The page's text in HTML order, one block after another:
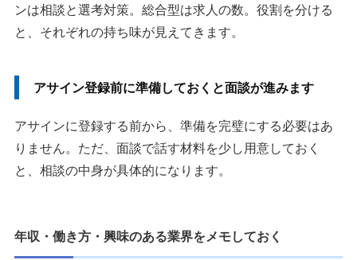
ンは相談と選考対策。総合型は求人の数。役割を分ける
と、それぞれの持ち味が見えてきます。
アサイン登録前に準備しておくと面談が進みます
アサインに登録する前から、準備を完璧にする必要はあ
りません。ただ、面談で話す材料を少し用意しておく
と、相談の中身が具体的になります。
年収・働き方・興味のある業界をメモしておく